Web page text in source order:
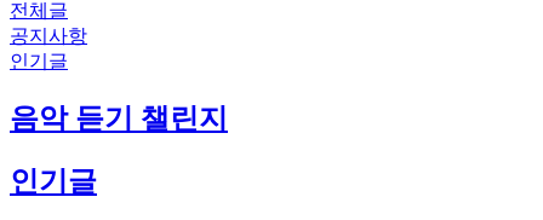
전체글
공지사항
인기글
음악 듣기 챌린지
인기글